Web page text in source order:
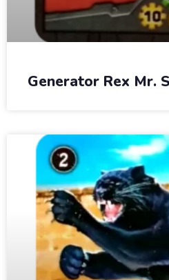
Generator Rex Mr.